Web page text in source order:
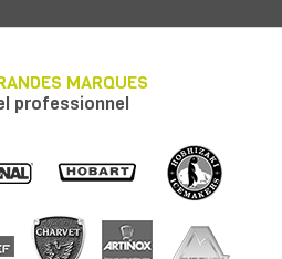
MARQUES
professionnel